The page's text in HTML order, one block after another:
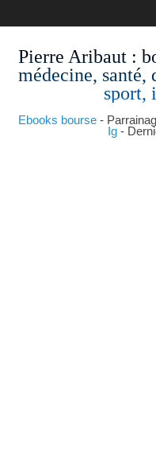
Pierre Aribaut :
médecine, santé,
sport,
Ebooks bourse-
Ig-